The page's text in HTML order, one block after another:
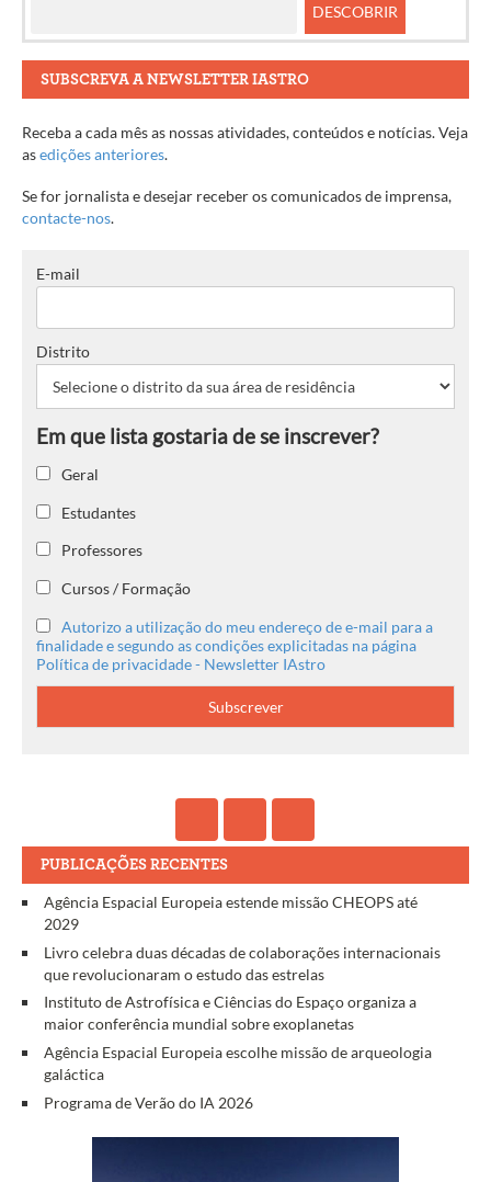
SUBSCREVA A NEWSLETTER IASTRO
Receba a cada mês as nossas atividades, conteúdos e notícias. Veja
asedições anteriores.
Se for jornalista e desejar receber os comunicados de imprensa,
contacte-nos.
E-mail
Distrito
Geral
Estudantes
Professores
Cursos / Formação
Autorizo a utilização do meu endereço de e-mail para a
finalidade e segundo as condições explicitadas na página
Política de privacidade - Newsletter IAstro
PUBLICAÇÕES RECENTES
Agência Espacial Europeia estende missão CHEOPS até
2029
Livro celebra duas décadas de colaborações internacionais
que revolucionaram o estudo das estrelas
Instituto de Astrofísica e Ciências do Espaço organiza a
maior conferência mundial sobre exoplanetas
Agência Espacial Europeia escolhe missão de arqueologia
galáctica
Programa de Verão do IA 2026